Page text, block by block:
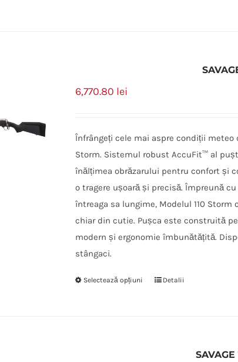
6,770.80 lei
Înfrângeți cele mai aspre condiții meteo
Storm. Sistemul robust AccuFit™ al
înălțimea obrăzarului pentru confort și
o tragere ușoară și precisă. Împreună
întreaga sa lungime, Modelul 110
chiar din cutie. Pușca este construită
modern și ergonomie îmbunătățită.
stângaci.
Selectează opțiuni Detalii